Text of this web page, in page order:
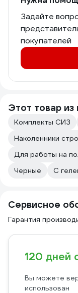
Задайте
покупателей
Этот товар
Комплекты СИЗ
Наколенники
Для работы на
Черные
С
Сервисное
Гарантия
120 дней
Вы можете
использован